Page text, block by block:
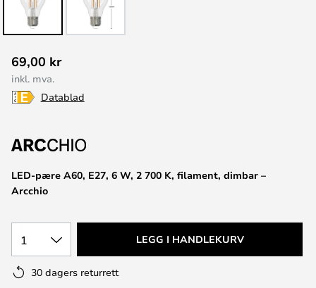
til
begynnelsen
av
LED-pære A60, E27, 6 W, 2 700 K, filament, dimbar –
Arcchio
69,00 kr
inkl. mva.
Datablad
1 LEGG I HANDLEKURV
30 dagers returrett